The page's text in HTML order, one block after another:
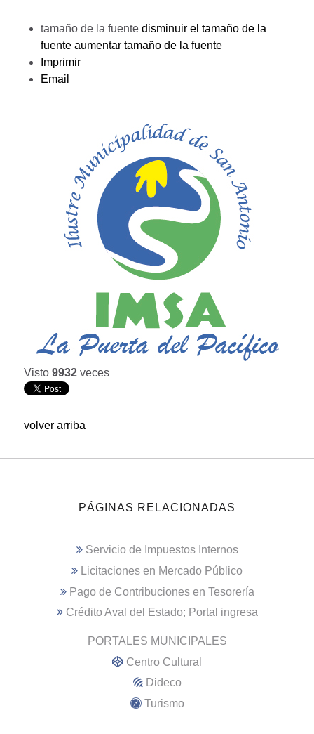
tamaño de la fuente disminuir el tamaño de la
fuente aumentar tamaño de la fuente
Imprimir
Email
Visto 9932 veces
volver arriba
PÁGINAS RELACIONADAS
Servicio de Impuestos Internos
Licitaciones en Mercado Público
Pago de Contribuciones en Tesorería
Crédito Aval del Estado; Portal ingresa
PORTALES MUNICIPALES
Centro Cultural
Dideco
Turismo